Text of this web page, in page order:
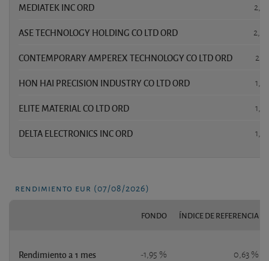
MEDIATEK INC ORD
ASE TECHNOLOGY HOLDING CO LTD ORD
CONTEMPORARY AMPEREX TECHNOLOGY CO LTD ORD
HON HAI PRECISION INDUSTRY CO LTD ORD
ELITE MATERIAL CO LTD ORD
DELTA ELECTRONICS INC ORD
rendimiento eur (07/08/2026)
FONDO ÍNDICE DE REFERENCIA
Rendimiento a 1 mes -1,95 % 0,63 %